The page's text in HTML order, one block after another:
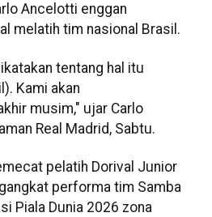
Ancelotti enggan
melatih tim nasional Brasil.
tentang hal itu
Kami akan
musim," ujar Carlo
Real Madrid, Sabtu.
pelatih Dorival Junior
performa tim Samba
Piala Dunia 2026 zona